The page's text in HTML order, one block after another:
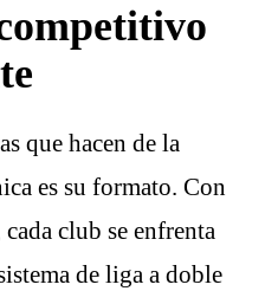
que hacen de la
es su formato. Con
club se enfrenta
de liga a doble